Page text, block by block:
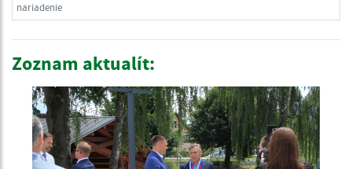
nariadenie
Zoznam aktualít: